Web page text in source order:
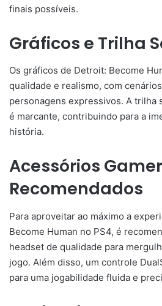
finais possíveis.
Gráficos e Trilha
Os gráficos de Detroit: Become
qualidade e realismo, com
personagens expressivos. A trilha
é marcante, contribuindo para a
história.
Acessórios Gamer
Recomendados
Para aproveitar ao máximo a
Become Human no PS4, é
headset de qualidade para
jogo. Além disso, um controle
para uma jogabilidade fluida e